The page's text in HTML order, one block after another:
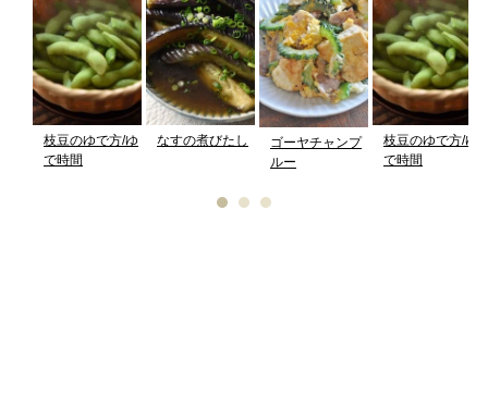
枝豆のゆで方/ゆ
で時間
なすの煮びたし
ゴーヤチャンプ
ルー
枝豆のゆで方/ゆ
で時間